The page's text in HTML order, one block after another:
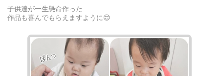
子供達が一生懸命作った
作品も喜んでもらえますように😌